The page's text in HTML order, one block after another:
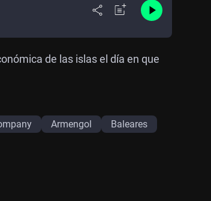
de las islas el día en que
Armengol Baleares